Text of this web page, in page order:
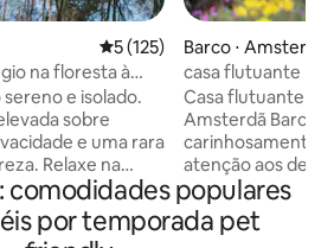
5 de uma avaliação média de
5 (125)
na floresta à
e isolado.
sobre
e uma rara
Relaxe na
tranquilo. Em seu
a água, uma área
a lenha de 360º
Barco ⋅ Amsterdã
casa flutuante no
Casa flutuante
Amsterdã Barco adorável,
carinhosamente
atenção aos
perfeito para um
quarto
cama de casal
comodidades populares
por temporada pet